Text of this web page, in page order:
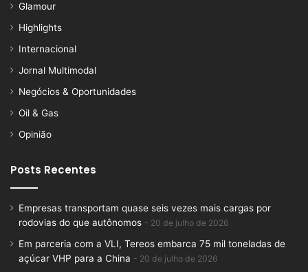
Glamour
Highlights
Internacional
Jornal Multimodal
Negócios & Oportunidades
Oil & Gas
Opinião
Posts Recentes
Empresas transportam quase seis vezes mais cargas por
rodovias do que autônomos
20 de julho de 2026
Em parceria com a VLI, Tereos embarca 75 mil toneladas de
açúcar VHP para a China
20 de julho de 2026